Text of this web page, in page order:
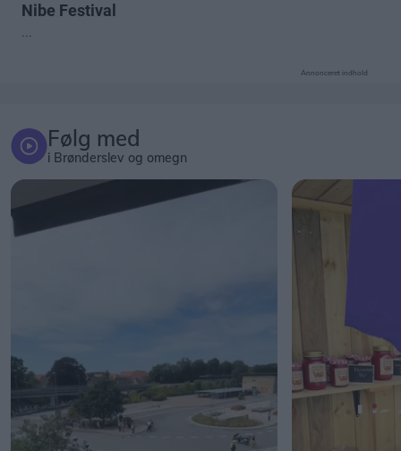
Annonceret indhold
Følg med
i Brønderslev og omegn